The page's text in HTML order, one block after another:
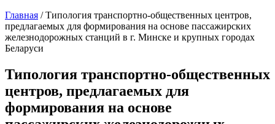
You are here
Главная / Типология транспортно-общественных центров,
предлагаемых для формирования на основе пассажирских
железнодорожных станций в г. Минске и крупных городах
Беларуси
Типология транспортно-общественных
центров, предлагаемых для
формирования на основе